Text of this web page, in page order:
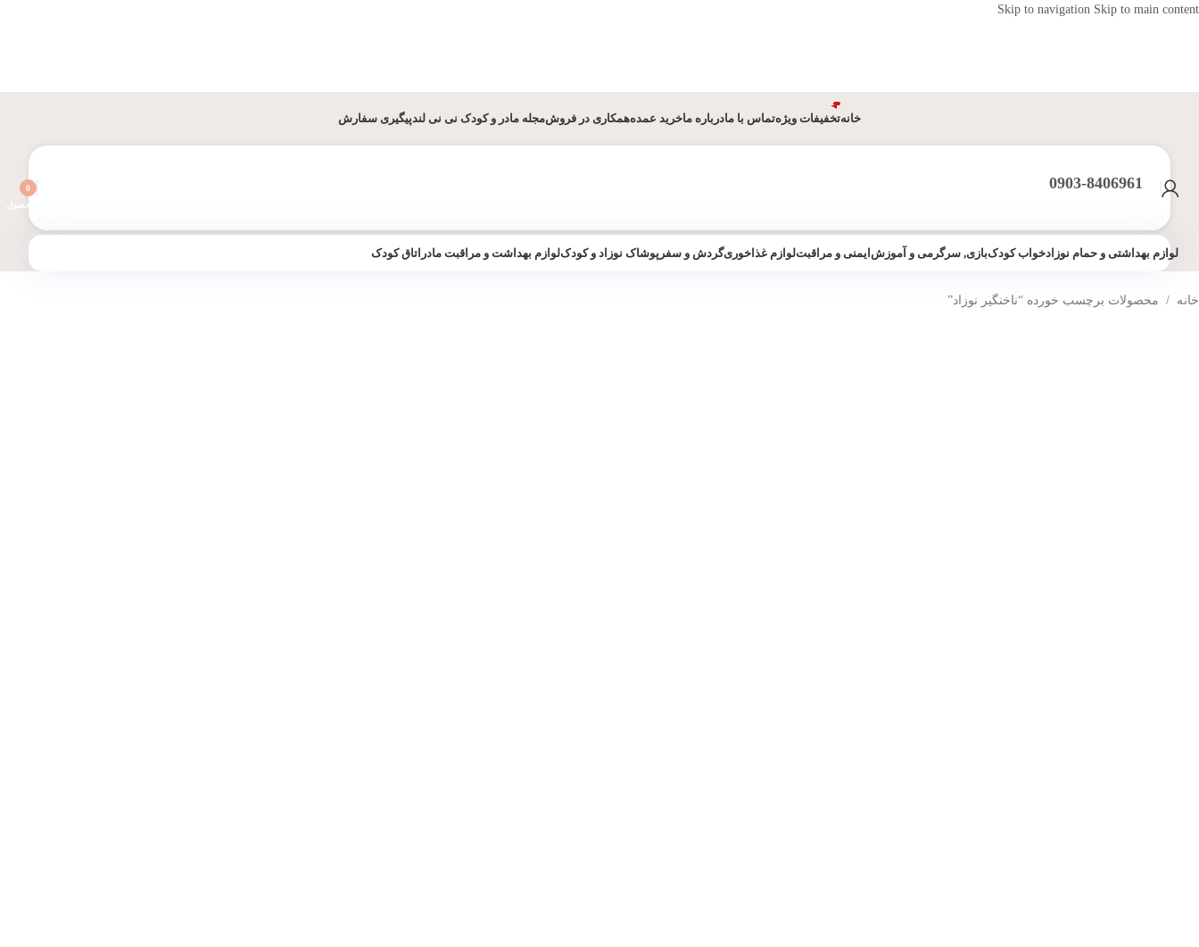
Skip to navigation Skip to main content
خانهتخفیفات ویژهتماس با مادرباره ماخرید عمدههمکاری در فروشمجله مادر و کودک نی نی لندپیگیری سفارش
0903-8406961
0
محصول
لوازم بهداشتی و حمام نوزادخواب کودکبازی, سرگرمی و آموزش ایمنی و مراقبتلوازم غذاخوریگردش و سفر پوشاک نوزاد و کودکلوازم بهداشت و مراقبت مادر اتاق کودک
خانه / محصولات برچسب خورده “ناخنگیر نوزاد”